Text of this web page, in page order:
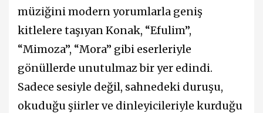
müziğini modern yorumlarla geniş
kitlelere taşıyan Konak, “Efulim”,
“Mimoza”, “Mora” gibi eserleriyle
gönüllerde unutulmaz bir yer edindi.
Sadece sesiyle değil, sahnedeki duruşu,
okuduğu şiirler ve dinleyicileriyle kurduğu